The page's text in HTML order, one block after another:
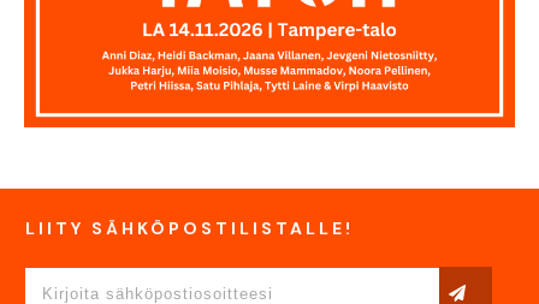
LIITY SÄHKÖPOSTILISTALLE!